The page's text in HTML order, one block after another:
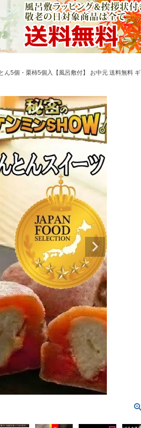
ん5個・栗柿5個入【風呂敷付】 お中元 送料無料 ギ